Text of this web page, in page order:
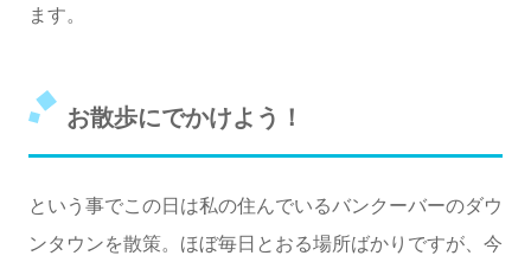
ます。
お散歩にでかけよう！
という事でこの日は私の住んでいるバンクーバーのダウ
ンタウンを散策。ほぼ毎日とおる場所ばかりですが、今